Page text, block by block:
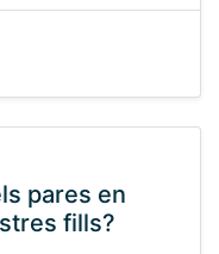
pares en
fills?